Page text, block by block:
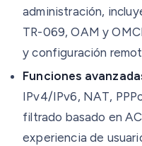
administración,
TR-069, OAM y
y configuración
Funciones
IPv4/IPv6, NAT,
filtrado basado en
experiencia de